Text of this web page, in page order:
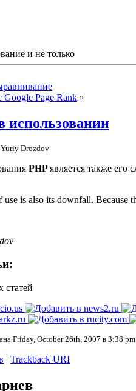
и не только
Google Page Rank »
использовании
Drozdov
PHPявляется также его
use is also its downfall. Because
статей
Friday, October 26th, 2007 в 3:38
| Trackback URI